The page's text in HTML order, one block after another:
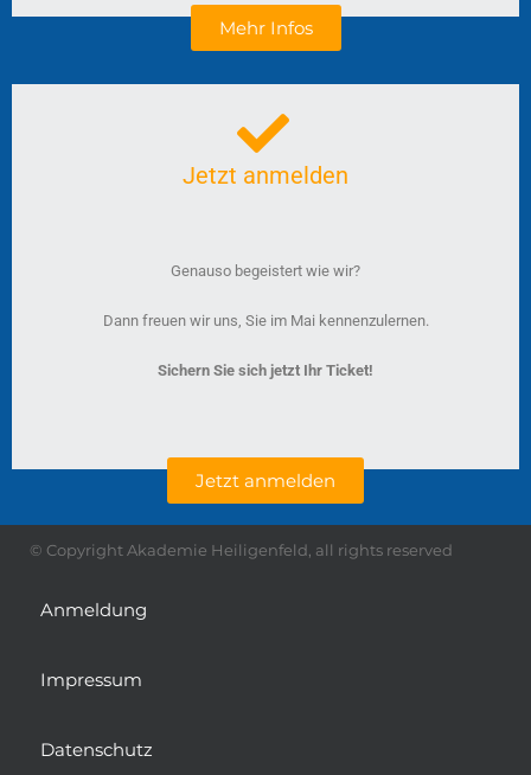
Mehr Infos
Jetzt anmelden
Genauso begeistert wie wir?
Dann freuen wir uns, Sie im Mai kennenzulernen.
Sichern Sie sich jetzt Ihr Ticket!
Jetzt anmelden
© Copyright Akademie Heiligenfeld, all rights reserved
Anmeldung
Impressum
Datenschutz